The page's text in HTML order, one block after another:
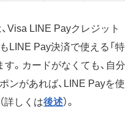
Visa LINE Payクレジット
LINE Pay決済で使える「特
。カードがなくても、自分
ンがあれば、LINE Payを使
詳しくは後述）。